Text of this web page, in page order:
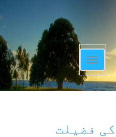
Toggle
navigation
فضیلت